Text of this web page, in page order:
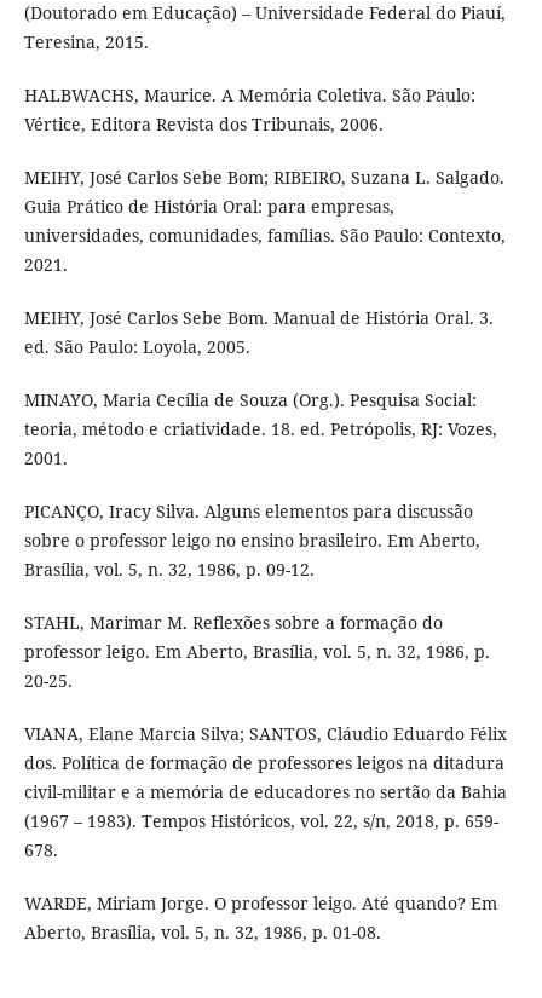
(Doutorado em Educação) – Universidade Federal do Piauí,
Teresina, 2015.
HALBWACHS, Maurice. A Memória Coletiva. São Paulo:
Vértice, Editora Revista dos Tribunais, 2006.
MEIHY, José Carlos Sebe Bom; RIBEIRO, Suzana L. Salgado.
Guia Prático de História Oral: para empresas,
universidades, comunidades, famílias. São Paulo: Contexto,
2021.
MEIHY, José Carlos Sebe Bom. Manual de História Oral. 3.
ed. São Paulo: Loyola, 2005.
MINAYO, Maria Cecília de Souza (Org.). Pesquisa Social:
teoria, método e criatividade. 18. ed. Petrópolis, RJ: Vozes,
2001.
PICANÇO, Iracy Silva. Alguns elementos para discussão
sobre o professor leigo no ensino brasileiro. Em Aberto,
Brasília, vol. 5, n. 32, 1986, p. 09-12.
STAHL, Marimar M. Reflexões sobre a formação do
professor leigo. Em Aberto, Brasília, vol. 5, n. 32, 1986, p.
20-25.
VIANA, Elane Marcia Silva; SANTOS, Cláudio Eduardo Félix
dos. Política de formação de professores leigos na ditadura
civil-militar e a memória de educadores no sertão da Bahia
(1967 – 1983). Tempos Históricos, vol. 22, s/n, 2018, p. 659-
678.
WARDE, Miriam Jorge. O professor leigo. Até quando? Em
Aberto, Brasília, vol. 5, n. 32, 1986, p. 01-08.